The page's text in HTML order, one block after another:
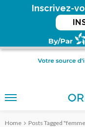
Inscrivez-
Home Posts Tagged